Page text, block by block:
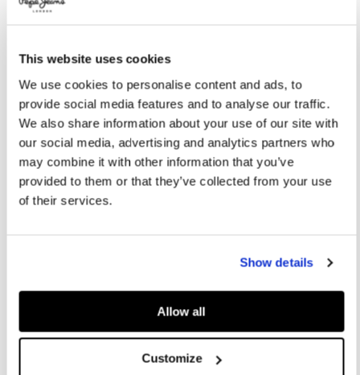
This website uses cookies
We use cookies to personalise content and ads, to
provide social media features and to analyse our traffic.
We also share information about your use of our site with
our social media, advertising and analytics partners who
may combine it with other information that you’ve
provided to them or that they’ve collected from your use
of their services.
Show details
Allow all
Customize
GRÖßE AUSWÄHLEN:
XS S M L XL
XXL
Model trägt: M Größe des Models: 1.88 m
Größentabelle